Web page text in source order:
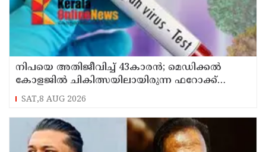
നിപയെ അതിജീവിച്ച് 43കാരന്‍; മെഡിക്കല്‍
കോളജില്‍ ചികിത്സയിലായിരുന്ന ഫറോക്ക്
സ്വദേശി വീട്ടിലേക്ക് മടങ്ങി
SAT,8 AUG 2026